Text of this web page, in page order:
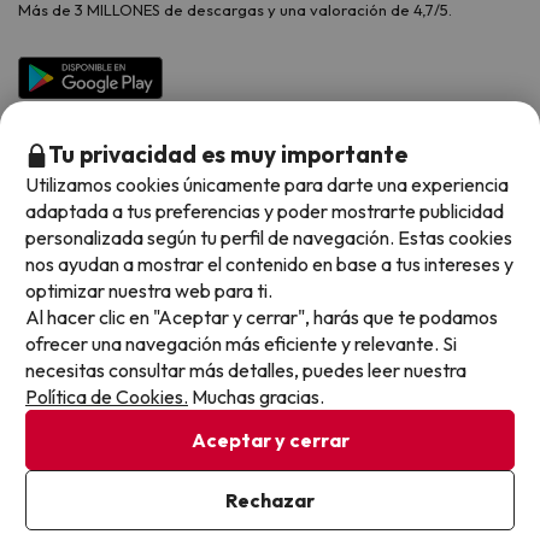
Viajes para grupos
Hoteles Salou
Chollos con Todo Incluido
Chollos en la playa
Hoteles con toboganes
Selección de la Newsletter
Los favoritos de nuestros clientes
Vacaciones en Octubre
Vacaciones en Noviembre
Preguntas frecuentes
Más de 3 MILLONES de descargas y una valoración de 4,7/5.
Métodos de pago disponibles
Condiciones generales
Política de cookies
Viajes para ti S.L.U. Copyright © Buscounchollo.com 2010 -
Tu privacidad es muy importante
Utilizamos cookies únicamente para darte una experiencia
adaptada a tus preferencias y poder mostrarte publicidad
personalizada según tu perfil de navegación. Estas cookies
nos ayudan a mostrar el contenido en base a tus intereses y
optimizar nuestra web para ti.
Al hacer clic en "Aceptar y cerrar", harás que te podamos
ofrecer una navegación más eficiente y relevante. Si
necesitas consultar más detalles, puedes leer nuestra
Política de Cookies. Muchas gracias.
Aceptar y cerrar
Rechazar